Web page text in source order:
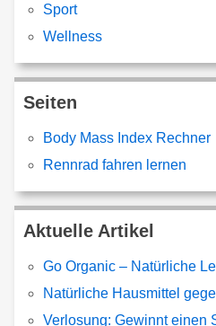
Sport
Wellness
Seiten
Body Mass Index Rechner
Rennrad fahren lernen
Aktuelle Artikel
Go Organic – Natürliche
Natürliche Hausmittel
Verlosung: Gewinnt einen